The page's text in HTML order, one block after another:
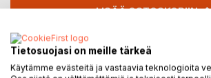
LISÄÄ OSTOSKORIIN
Lisää muistilistalle
Arvostele tuote
Tietosuojasi on meille tärkeä
Käytämme evästeitä ja vastaavia teknologioita